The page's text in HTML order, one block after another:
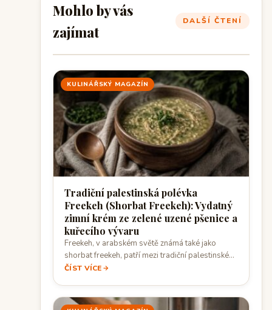
Mohlo by vás
zajímat
DALŠÍ ČTENÍ
KULINÁŘSKÝ MAGAZÍN
Tradiční palestinská polévka
Freekeh (Shorbat Freekeh): Vydatný
zimní krém ze zelené uzené pšenice a
kuřecího vývaru
Freekeh, v arabském světě známá také jako
shorbat freekeh, patří mezi tradiční palestinské
polévky,…
ČÍST VÍCE